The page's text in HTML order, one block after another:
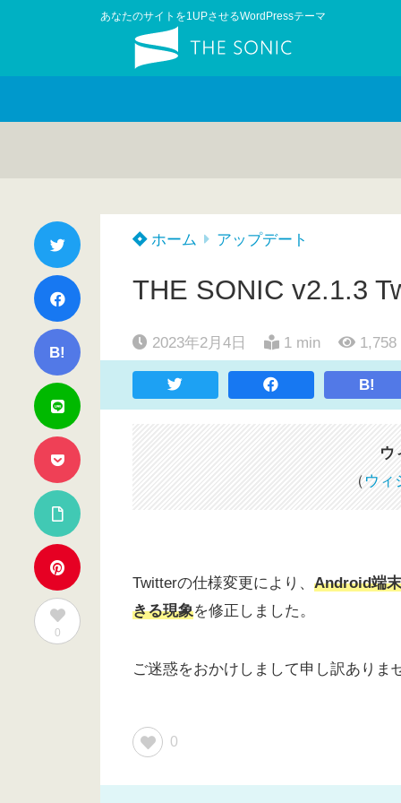
あなたのサイトを1UPさせるWordPressテーマ
B!
0
ホーム アップデート
THE SONIC v2.1.3
2023年2月4日 1 min 1,758
B!
ウ
（ ウィ
Twitterの仕様変更により、 Android端
きる現象を修正しました。
ご迷惑をおかけしまして申し訳ありま
0